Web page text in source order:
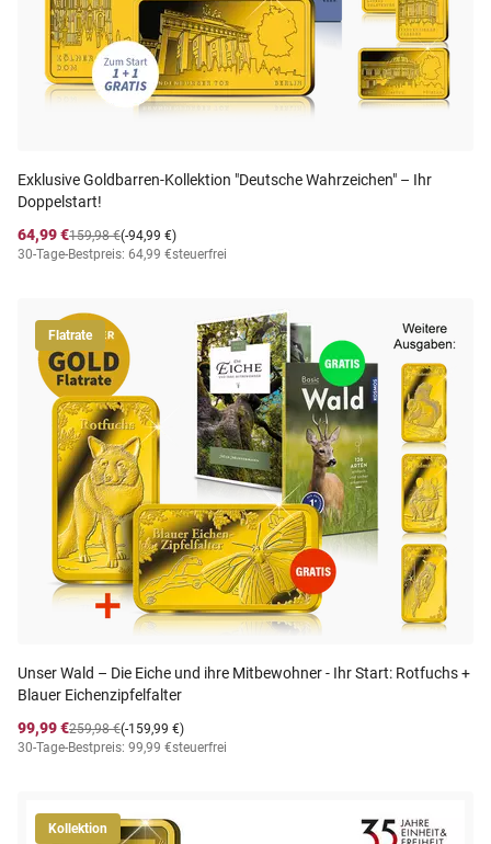
Exklusive Goldbarren-Kollektion ″Deutsche Wahrzeichen″ – Ihr
Doppelstart!
64,99 €
(-94,99 €)
159,98 €
30-Tage-Bestpreis: 64,99 €steuerfrei
Flatrate
Unser Wald – Die Eiche und ihre Mitbewohner - Ihr Start: Rotfuchs +
Blauer Eichenzipfelfalter
99,99 €
(-159,99 €)
259,98 €
30-Tage-Bestpreis: 99,99 €steuerfrei
Kollektion